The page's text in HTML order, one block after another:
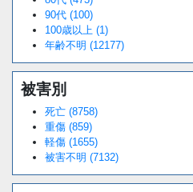
90代 (100)
100歳以上 (1)
年齢不明 (12177)
被害別
死亡 (8758)
重傷 (859)
軽傷 (1655)
被害不明 (7132)